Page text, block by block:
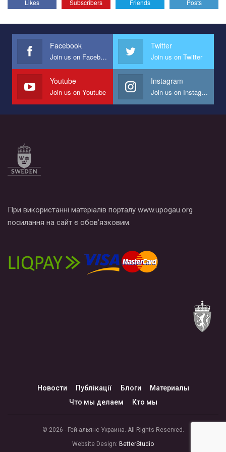
Likes Subscribers Friends Posts
Facebook
Join us on Facebook
Twitter
Join us on Twitter
Youtube
Join us on Youtube
Instagram
Join us on Instagram
При використанні матеріалів порталу www.upogau.org
посилання на сайт є обов’язковим.
Новости Публікації Блоги
Материалы
Что мы делаем
Кто мы
© 2026 - Гей-альянс Украина. All Rights Reserved.
Website Design: BetterStudio